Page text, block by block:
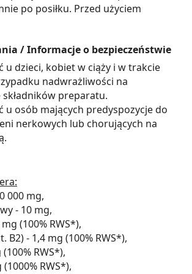
po posiłku. Przed użyciem
/ Informacje o bezpieczeństwie
u dzieci, kobiet w ciąży i w trakcie
nadwrażliwości na
preparatu.
u osób mających predyspozycje do
nerkowych lub chorujących na
000 mg,
- 10 mg,
(100% RWS*),
B2) - 1,4 mg (100% RWS*),
RWS*),
RWS*),